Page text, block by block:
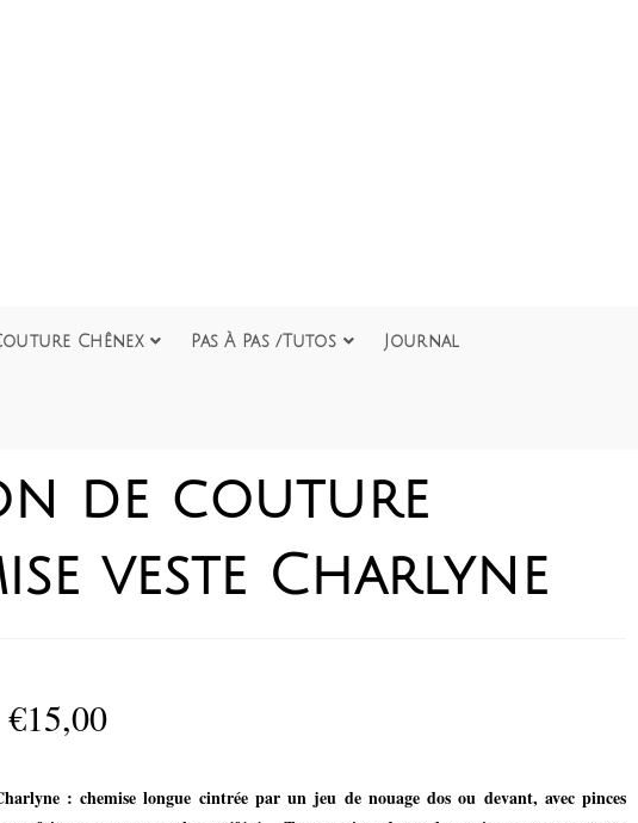
Chênex Pas À Pas /Tutos Journal
de couture
veste Charlyne
€15,00
: chemise longue cintrée par un jeu de nouage dos ou devant, avec pinces